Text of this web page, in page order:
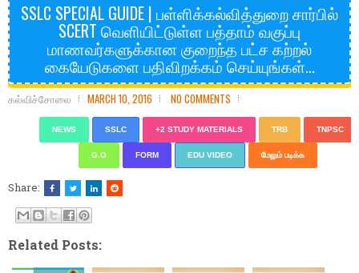
SSLC SPECIAL GUIDE | பள்ளிக்கல்வித்துறை சார்பில்
SCERT வெளியிட்டுள்ள பத்தாம் வகுப்பு
மாணவர்களுக்கான குறைந்த பட்ச கற்றல்
கையேடுகளை பதிவிறக்கம் செய்யுங்கள்...
கல்விச்சோலை MARCH 10, 2016 NO COMMENTS
NEWS SSLC +2 STUDY MATERIALS TRB TNPSC
G.O FORM EDU VIDEO மேலும் படிக்க
Share:
Related Posts: